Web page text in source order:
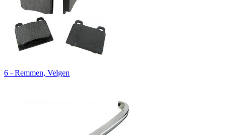
6 - Remmen, Velgen